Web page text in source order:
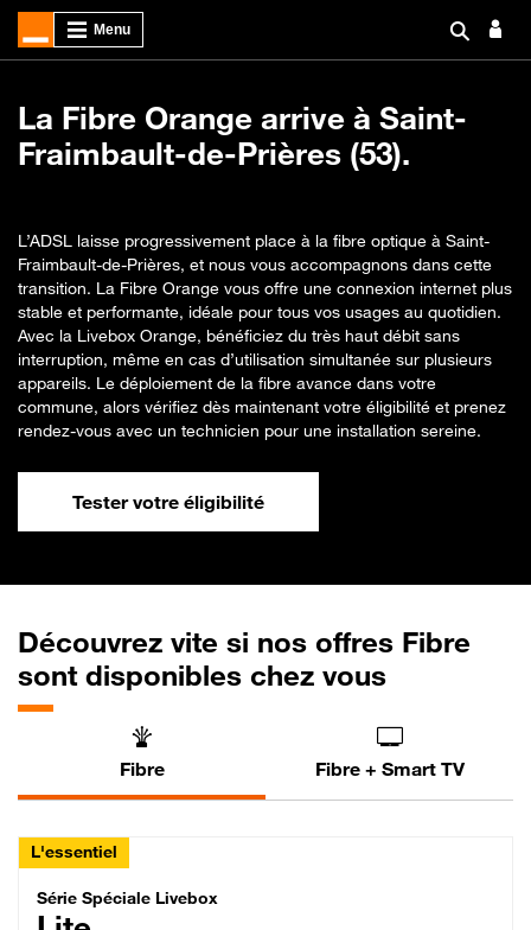
La Fibre Orange arrive à Saint-
Fraimbault-de-Prières (53).
L’ADSL laisse progressivement place à la fibre optique à Saint-
Fraimbault-de-Prières, et nous vous accompagnons dans cette
transition. La Fibre Orange vous offre une connexion internet plus
stable et performante, idéale pour tous vos usages au quotidien.
Avec la Livebox Orange, bénéficiez du très haut débit sans
interruption, même en cas d’utilisation simultanée sur plusieurs
appareils. Le déploiement de la fibre avance dans votre
commune, alors vérifiez dès maintenant votre éligibilité et prenez
rendez-vous avec un technicien pour une installation sereine.
Tester votre éligibilité
Découvrez vite si nos offres Fibre
sont disponibles chez vous
Fibre Fibre + Smart TV
L'essentiel
Série Spéciale Livebox Lite Fibre
Série Spéciale Livebox